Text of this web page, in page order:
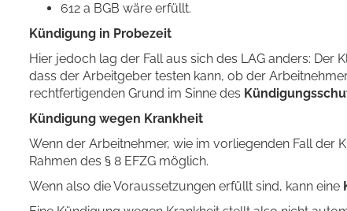
612 a BGB wäre erfüllt.
Kündigung in Probezeit
Hier jedoch lag der Fall aus sich des LAG anders:
dass der Arbeitgeber testen kann, ob der
rechtfertigenden Grund im Sinne des
Kündigung wegen Krankheit
Wenn der Arbeitnehmer, wie im vorliegenden Fall der
Rahmen des § 8 EFZG möglich.
Wenn also die Voraussetzungen erfüllt sind, kann eine